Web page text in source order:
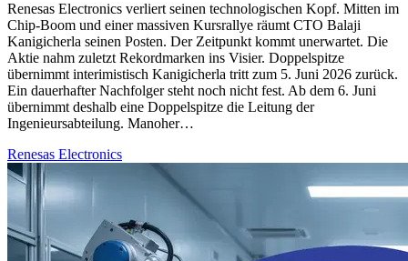
Renesas Electronics verliert seinen technologischen Kopf. Mitten im
Chip-Boom und einer massiven Kursrallye räumt CTO Balaji
Kanigicherla seinen Posten. Der Zeitpunkt kommt unerwartet. Die
Aktie nahm zuletzt Rekordmarken ins Visier. Doppelspitze
übernimmt interimistisch Kanigicherla tritt zum 5. Juni 2026 zurück.
Ein dauerhafter Nachfolger steht noch nicht fest. Ab dem 6. Juni
übernimmt deshalb eine Doppelspitze die Leitung der
Ingenieursabteilung. Manoher…
Renesas Electronics